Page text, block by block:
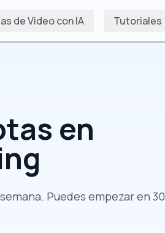
de Video con IA Tutoriales
en
Puedes empezar en 30